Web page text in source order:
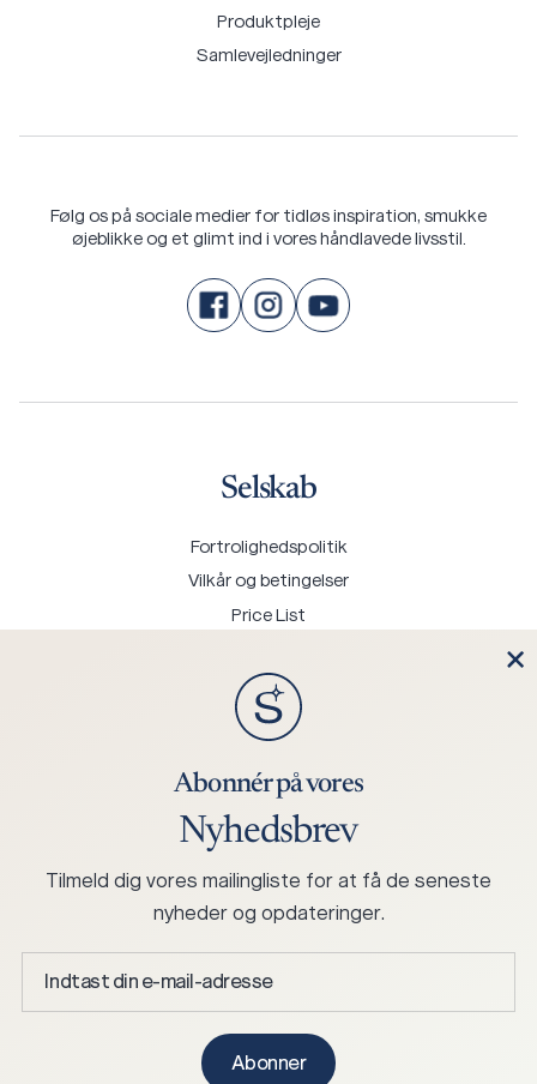
Produktpleje
Samlevejledninger
Følg os på sociale medier for tidløs inspiration, smukke
øjeblikke og et glimt ind i vores håndlavede livsstil.
Selskab
Fortrolighedspolitik
Vilkår og betingelser
Price List
Kontakt os
+45 75 25 0244
mail@hjortknudsen.dk
Hjort Knudsen A/S Stabelhøjvej 1, 6880 Tarm, Denmark
Ophavsret © 2026 Skagen Studio.
Alle rettigheder forbeholdes.
Abonnér på vores
Nyhedsbrev
Tilmeld dig vores mailingliste for at få de seneste
nyheder og opdateringer.
adresse
Abonner